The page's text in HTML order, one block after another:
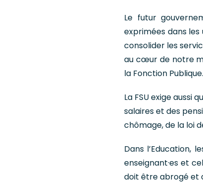
Le futur
exprimées dans
consolider les
au cœur de notre
la Fonction Publique.
La FSU exige aussi
salaires et des
chômage, de la loi
Dans l’Education,
enseignant·es et
doit être abrogé et